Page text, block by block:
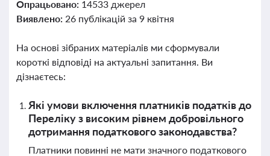
Опрацьовано: 14533 джерел
Виявлено: 26 публікацій за 9 квітня
На основі зібраних матеріалів ми сформували
короткі відповіді на актуальні запитання. Ви
дізнаєтесь:
Які умови включення платників податків до
Переліку з високим рівнем добровільного
дотримання податкового законодавства?
Платники повинні не мати значного податкового